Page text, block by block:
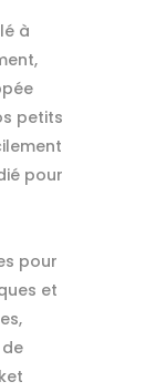
à
petits
pour
pour
et